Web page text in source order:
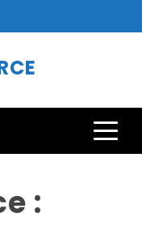
: